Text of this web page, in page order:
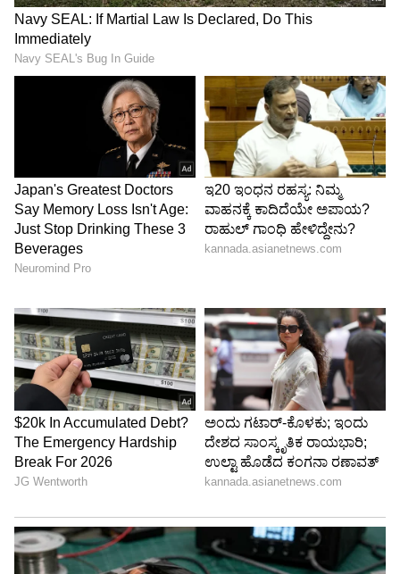
ಚಿತ್ರವನ್ನು ಅಟ್ಲಿ ನಿರ್ಮಿಸಿದ್ದರು. ಇದಲ್ಲದೆ, ವಸಂತಬಾಲನ್
ನಿರ್ದೇಶನದ 'ಅನೀದಿ', ಶಾಂತಕುಮಾರ್ ನಿರ್ದೇಶನದ
'ರಸವಾದಿ' ಮತ್ತು ವಿಶಾಲ್ ವೆಂಕಟ್ ನಿರ್ದೇಶನದ 'ಪೋರ್'
ಚಿತ್ರಗಳಲ್ಲಿ ನಾಯಕನಾಗಿ ನಟಿಸಿದ್ದರು. ಈ ಚಿತ್ರಗಳು
ವಿಮರ್ಶಾತ್ಮಕವಾಗಿ ಉತ್ತಮ ಪ್ರತಿಕ್ರಿಯೆ ಪಡೆದರೂ, ಬಾಕ್ಸ್
ಆಫೀಸ್‌ನಲ್ಲಿ ಸೋಲು ಕಂಡವು. ಸದ್ಯ ಅವರ ಕೈಯಲ್ಲಿ 'ಲವ್'
ಮತ್ತು 'ಒನ್ಸ್ ಮೋರ್' ಚಿತ್ರಗಳಿವೆ.
4
5